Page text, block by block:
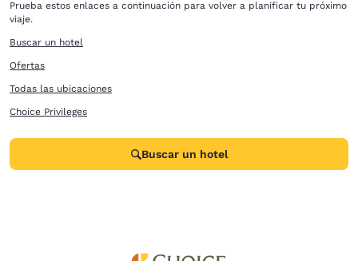
Prueba estos enlaces a continuación para volver a planificar tu próximo
viaje.
Buscar un hotel
Ofertas
Todas las ubicaciones
Choice Privileges
Buscar un hotel